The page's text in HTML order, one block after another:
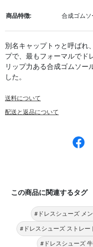
商品特徴: 合成ゴムソ
別名キャップトゥと呼ばれ
プで、最もフォーマルでド
リップ力ある合成ゴムソー
した。
送料について
配送と返品について
この商品に関連するタグ
#ドレスシューズ メ
#ドレスシューズ ストレー
#ドレスシューズ